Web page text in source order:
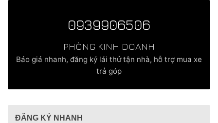
0939906506
PHÒNG KINH DOANH
Báo giá nhanh, đăng ký lái thử tận nhà, hỗ trợ mua xe
trả góp
ĐĂNG KÝ NHANH